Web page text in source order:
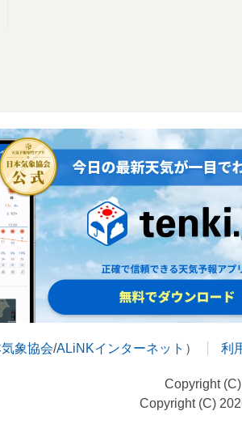
気象協会/ALiNKインターネット ） 利
Copyright
Copyright (C)